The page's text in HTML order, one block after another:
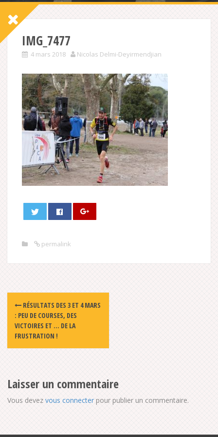
IMG_7477
4 mars 2018 Nicolas Delmi-Deyirmendjian
permalink
Post
navigation
RÉSULTATS DES 3 ET 4 MARS
: PEU DE COURSES, DES
VICTOIRES ET … DE LA
FRUSTRATION !
Laisser un commentaire
Vous devez vous connecterpour publier un commentaire.